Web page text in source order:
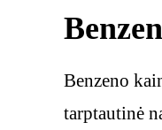
Benzeno
tarptautinė